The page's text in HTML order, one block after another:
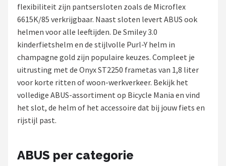
Volare
ABUS
AXA
New Looxs
BBB Cycling
Voltano
flexibiliteit zijn pantsersloten zoals de Microflex
6615K/85 verkrijgbaar. Naast sloten levert ABUS ook
helmen voor alle leeftijden. De Smiley 3.0
kinderfietshelm en de stijlvolle Purl-Y helm in
champagne gold zijn populaire keuzes. Compleet je
uitrusting met de Onyx ST2250 frametas van 1,8 liter
voor korte ritten of woon-werkverkeer. Bekijk het
volledige ABUS-assortiment op Bicycle Mania en vind
het slot, de helm of het accessoire dat bij jouw fiets en
rijstijl past.
ABUS per categorie